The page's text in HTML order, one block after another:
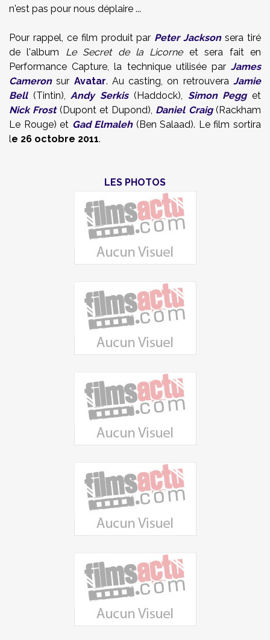
n'est pas pour nous déplaire ...
Pour rappel, ce film produit par Peter Jacksonsera tiré
de l'album Le Secret de la Licorneet sera fait en
Performance Capture, la technique utilisée par James
Cameronsur Avatar. Au casting, on retrouveraJamie
Bell(Tintin),Andy Serkis(Haddock), Simon Pegget
Nick Frost(Dupont et Dupond), Daniel Craig(Rackham
Le Rouge) et Gad Elmaleh(Ben Salaad). Le film sortira
le 26 octobre 2011.
LES PHOTOS